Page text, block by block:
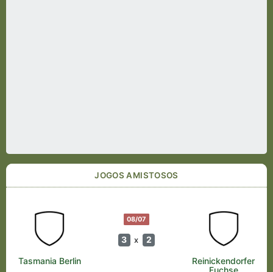
JOGOS AMISTOSOS
08/07
3 x 2
Tasmania Berlin
Reinickendorfer
Fuchse